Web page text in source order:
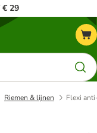
€ 29
Riemen & lijnen Flexi